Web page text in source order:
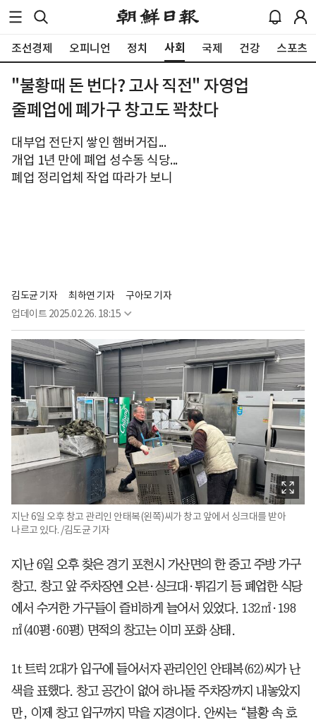
조선경제 오피니언 정치 사회 국제 건강 스포츠
"불황때 돈 번다? 고사 직전" 자영업
줄폐업에 폐가구 창고도 꽉찼다
대부업 전단지 쌓인 햄버거집...
개업 1년 만에 폐업 성수동 식당...
폐업 정리업체 작업 따라가 보니
김도균 기자 최하연 기자
구아모 기자
업데이트 2025.02.26. 18:15
지난 6일 오후 창고 관리인 안태복(왼쪽)씨가 창고 앞에서 싱크대를 받아
나르고 있다. /김도균 기자
지난 6일 오후 찾은 경기 포천시 가산면의 한 중고 주방 가구
창고. 창고 앞 주차장엔 오븐·싱크대·튀김기 등 폐업한 식당
에서 수거한 가구들이 즐비하게 늘어서 있었다. 132㎡·198
㎡(40평·60평) 면적의 창고는 이미 포화 상태.
1t 트럭 2대가 입구에 들어서자 관리인인 안태복(62)씨가 난
색을 표했다. 창고 공간이 없어 하나둘 주차장까지 내놓았지
만, 이제 창고 입구까지 막을 지경이다. 안씨는 “불황 속 호